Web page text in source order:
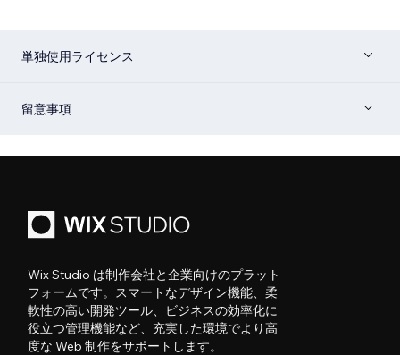
単独使用ライセンス
留意事項
Wix Studio は制作会社と企業向けのプラット
フォームです。スマートなデザイン機能、柔
軟性の高い開発ツール、ビジネスの効率化に
役立つ管理機能など、充実した環境でより高
度な Web 制作をサポートします。